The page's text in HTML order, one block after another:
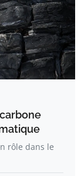
rôle dans le